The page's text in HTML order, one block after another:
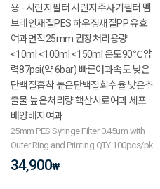
용 - 시린지필터 시린지주사기필터 멤
브레인재질PES 하우징재질PP 유효
여과면적25mm 권장처리용량
<10ml <100ml <150ml 온도90℃ 압
력87psi(약 6bar) 빠른여과속도 낮은
단백질흡착 높은단백질회수율 낮은추
출물 높은처리량 핵산시료여과 세포
배양배지여과
25mm PES Syringe Filter 0.45um with
Outer Ring and Printing QTY:100pcs/pk
34,900₩